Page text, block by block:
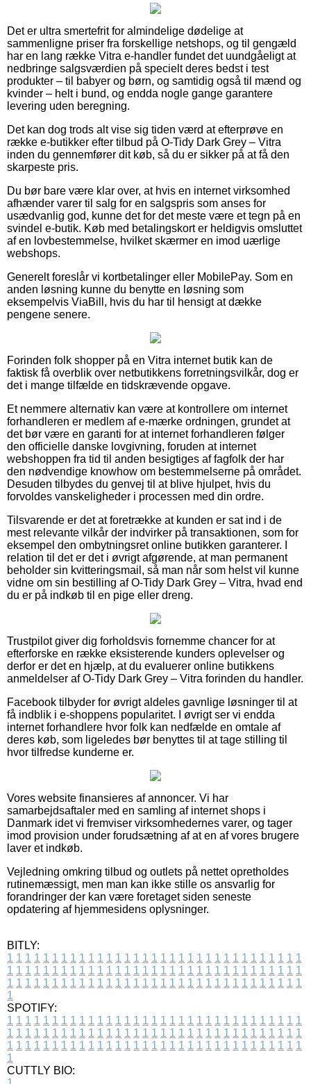
Det er ultra smertefrit for almindelige dødelige at
sammenligne priser fra forskellige netshops, og til gengæld
har en lang række Vitra e-handler fundet det uundgåeligt at
nedbringe salgsværdien på specielt deres bedst i test
produkter – til babyer og børn, og samtidig også til mænd og
kvinder – helt i bund, og endda nogle gange garantere
levering uden beregning.
Det kan dog trods alt vise sig tiden værd at efterprøve en
række e-butikker efter tilbud på O-Tidy Dark Grey – Vitra
inden du gennemfører dit køb, så du er sikker på at få den
skarpeste pris.
Du bør bare være klar over, at hvis en internet virksomhed
afhænder varer til salg for en salgspris som anses for
usædvanlig god, kunne det for det meste være et tegn på en
svindel e-butik. Køb med betalingskort er heldigvis omsluttet
af en lovbestemmelse, hvilket skærmer en imod uærlige
webshops.
Generelt foreslår vi kortbetalinger eller MobilePay. Som en
anden løsning kunne du benytte en løsning som
eksempelvis ViaBill, hvis du har til hensigt at dække
pengene senere.
Forinden folk shopper på en Vitra internet butik kan de
faktisk få overblik over netbutikkens forretningsvilkår, dog er
det i mange tilfælde en tidskrævende opgave.
Et nemmere alternativ kan være at kontrollere om internet
forhandleren er medlem af e-mærke ordningen, grundet at
det bør være en garanti for at internet forhandleren følger
den officielle danske lovgivning, foruden at internet
webshoppen fra tid til anden besigtiges af fagfolk der har
den nødvendige knowhow om bestemmelserne på området.
Desuden tilbydes du genvej til at blive hjulpet, hvis du
forvoldes vanskeligheder i processen med din ordre.
Tilsvarende er det at foretrække at kunden er sat ind i de
mest relevante vilkår der indvirker på transaktionen, som for
eksempel den ombytningsret online butikken garanterer. I
relation til det er det i øvrigt afgørende, at man permanent
beholder sin kvitteringsmail, så man når som helst vil kunne
vidne om sin bestilling af O-Tidy Dark Grey – Vitra, hvad end
du er på indkøb til en pige eller dreng.
Trustpilot giver dig forholdsvis fornemme chancer for at
efterforske en række eksisterende kunders oplevelser og
derfor er det en hjælp, at du evaluerer online butikkens
anmeldelser af O-Tidy Dark Grey – Vitra forinden du handler.
Facebook tilbyder for øvrigt aldeles gavnlige løsninger til at
få indblik i e-shoppens popularitet. I øvrigt ser vi endda
internet forhandlere hvor folk kan nedfælde en omtale af
deres køb, som ligeledes bør benyttes til at tage stilling til
hvor tilfredse kunderne er.
Vores website finansieres af annoncer. Vi har
samarbejdsaftaler med en samling af internet shops i
Danmark idet vi fremviser virksomhedernes varer, og tager
imod provision under forudsætning af at en af vores brugere
laver et indkøb.
Vejledning omkring tilbud og outlets på nettet opretholdes
rutinemæssigt, men man kan ikke stille os ansvarlig for
forandringer der kan være foretaget siden seneste
opdatering af hjemmesidens oplysninger.
BITLY:
1 1 1 1 1 1 1 1 1 1 1 1 1 1 1 1 1 1 1 1 1 1 1 1 1 1 1 1 1 1 1 1 1
1 1 1 1 1 1 1 1 1 1 1 1 1 1 1 1 1 1 1 1 1 1 1 1 1 1 1 1 1 1 1 1 1
1 1 1 1 1 1 1 1 1 1 1 1 1 1 1 1 1 1 1 1 1 1 1 1 1 1 1 1 1 1 1 1 1
1
SPOTIFY:
1 1 1 1 1 1 1 1 1 1 1 1 1 1 1 1 1 1 1 1 1 1 1 1 1 1 1 1 1 1 1 1 1
1 1 1 1 1 1 1 1 1 1 1 1 1 1 1 1 1 1 1 1 1 1 1 1 1 1 1 1 1 1 1 1 1
1 1 1 1 1 1 1 1 1 1 1 1 1 1 1 1 1 1 1 1 1 1 1 1 1 1 1 1 1 1 1 1 1
1
CUTTLY BIO: